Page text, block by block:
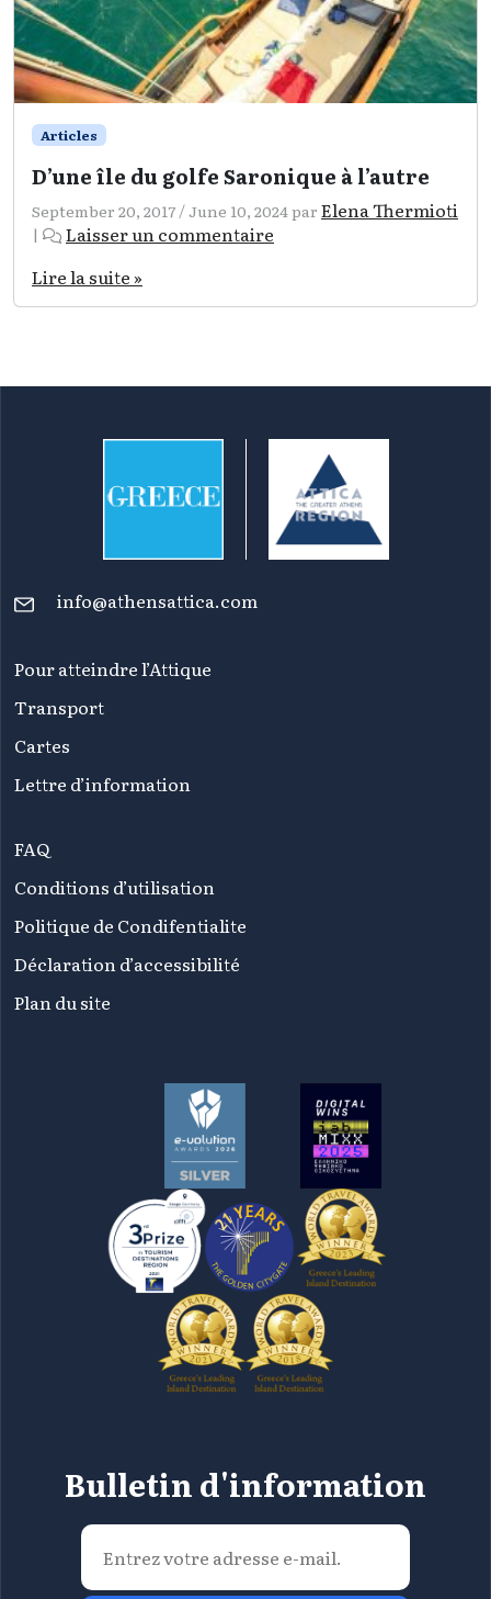
Articles
D’une île du golfe Saronique à l’autre
September 20, 2017 /June 10, 2024par Elena Thermioti
|
Laisser un commentaire
Lire la suite »
info@athensattica.com
Pour atteindre l’Attique
Transport
Cartes
Lettre d’information
FAQ
Conditions d’utilisation
Politique de Condifentialite
Déclaration d’accessibilité
Plan du site
Bulletin d'information